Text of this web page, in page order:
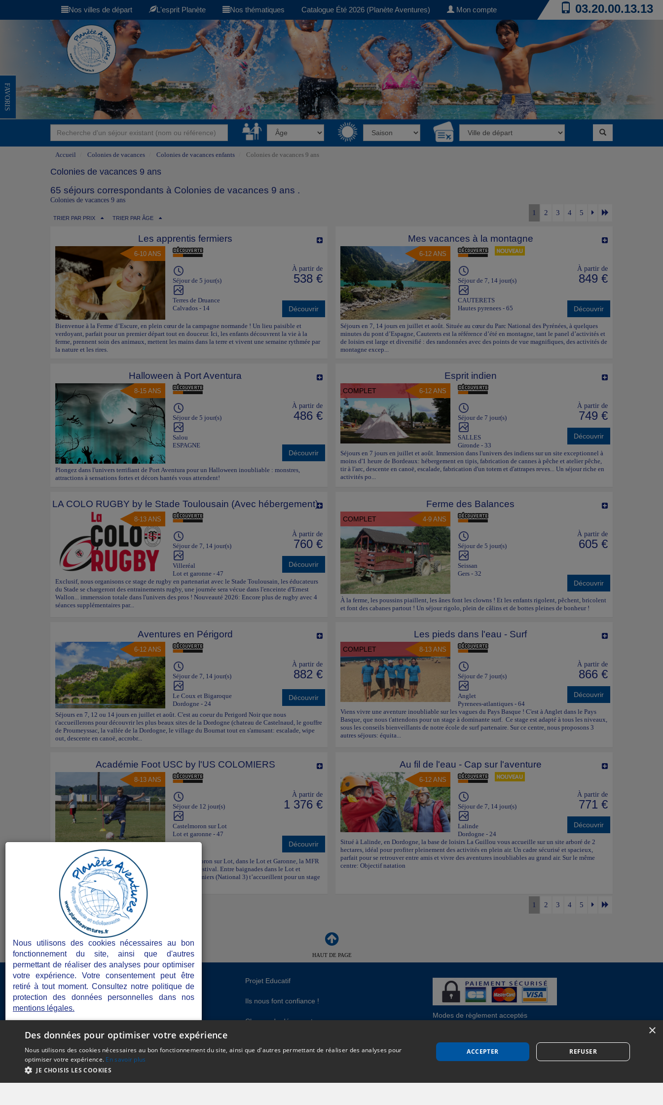
Nos villes de départ L'esprit Planète Nos thématiques Catalogue Été 2026 (Planète Aventures) Mon compte 03.20.00.13.13
FAVORIS
Accueil Colonies de vacances Colonies de vacances enfants Colonies de vacances 9 ans
Colonies de vacances 9 ans
65 séjours correspondants à Colonies de vacances 9 ans .
Colonies de vacances 9 ans
TRIER PAR PRIX TRIER PAR ÂGE
1 2 3 4 5
Les apprentis fermiers
6-10 ANS
Séjour de 5 jour(s)
Terres de Druance
Calvados - 14
À partir de
538 €
Découvrir
Bienvenue à la Ferme d’Escure, en plein cœur de la campagne normande ! Un lieu paisible et
verdoyant, parfait pour un premier départ tout en douceur. Ici, les enfants découvrent la vie à la
ferme, prennent soin des animaux, mettent les mains dans la terre et vivent une semaine rythmée par
la nature et les rires.
Mes vacances à la montagne
6-12 ANS
Séjour de 7, 14 jour(s)
CAUTERETS
Hautes pyrenees - 65
À partir de
849 €
Découvrir
Séjours en 7, 14 jours en juillet et août. Située au cœur du Parc National des Pyrénées, à quelques
minutes du pont d’Espagne, Cauterets est la référence d’été en montagne, tant le panel d’activités et
de loisirs est large et diversifié : des randonnées avec des points de vue magnifiques, des activités de
montagne excep...
Halloween à Port Aventura
8-15 ANS
Séjour de 5 jour(s)
Salou
ESPAGNE
À partir de
486 €
Découvrir
Plongez dans l'univers terrifiant de Port Aventura pour un Halloween inoubliable : monstres,
attractions à sensations fortes et décors hantés vous attendent!
Esprit indien
COMPLET 6-12 ANS
Séjour de 7 jour(s)
SALLES
Gironde - 33
À partir de
749 €
Découvrir
Séjours en 7 jours en juillet et août. Immersion dans l'univers des indiens sur un site exceptionnel à
moins d'1 heure de Bordeaux: hébergement en tipis, fabrication de cannes à pêche et atelier pêche,
tir à l'arc, descente en canoë, escalade, fabrication d'un totem et d'attrapes reves... Un séjour riche en
activités po...
LA COLO RUGBY by le Stade Toulousain (Avec hébergement)
8-13 ANS
Séjour de 7, 14 jour(s)
Villeréal
Lot et garonne - 47
À partir de
760 €
Découvrir
Exclusif, nous organisons ce stage de rugby en partenariat avec le Stade Toulousain, les éducateurs
du Stade se chargeront des entrainements rugby, une journée sera vécue dans l'enceinte d'Ernest
Wallon... immerssion totale dans l'univers des pros ! Nouveauté 2026: Encore plus de rugby avec 4
séances supplémentaires par...
Ferme des Balances
COMPLET 4-9 ANS
Séjour de 5 jour(s)
Seissan
Gers - 32
À partir de
605 €
Découvrir
À la ferme, les poussins piaillent, les ânes font les clowns ! Et les enfants rigolent, pêchent, bricolent
et font des cabanes partout ! Un séjour rigolo, plein de câlins et de bottes pleines de bonheur !
Aventures en Périgord
6-12 ANS
Séjour de 7, 14 jour(s)
Le Coux et Bigaroque
Dordogne - 24
À partir de
882 €
Découvrir
Séjours en 7, 12 ou 14 jours en juillet et août. C'est au coeur du Perigord Noir que nous
t'accueillerons pour découvrir les plus beaux sites de la Dordogne (chateau de Castelnaud, le gouffre
de Proumeyssac, la vallée de la Dordogne, le village du Bournat tout en s'amusant: escalade, wipe
out, descente en canoë, accrobr...
Les pieds dans l'eau - Surf
COMPLET 8-13 ANS
Séjour de 7 jour(s)
Anglet
Pyrenees-atlantiques - 64
À partir de
866 €
Découvrir
Viens vivre une aventure inoubliable sur les vagues du Pays Basque ! C'est à Anglet dans le Pays
Basque, que nous t'attendons pour un stage à dominante surf. Ce stage est adapté à tous les niveaux,
sous les conseils bienveillants de notre école de surf partenaire. Sur ce centre, nous proposons 3
autres séjours: équita...
Académie Foot USC by l'US COLOMIERS
8-13 ANS
Séjour de 12 jour(s)
Castelmoron sur Lot
Lot et garonne - 47
À partir de
1 376 €
Découvrir
Séjours en 12 jours en juillet et août. Située à Castelmoron sur Lot, dans le Lot et Garonne, la MFR
Vallée du Lot nous accueille dans un cadre familial et estival. Entre baignades dans le Lot et
entrainements de football, les éducateurs de l’US Colomiers (National 3) t’accueillent pour un stage
100% foot !
Au fil de l'eau - Cap sur l'aventure
6-12 ANS
Séjour de 7, 14 jour(s)
Lalinde
Dordogne - 24
À partir de
771 €
Découvrir
Situé à Lalinde, en Dordogne, la base de loisirs La Guillou vous accueille sur un site arboré de 2
hectares, idéal pour profiter pleinement des activités en plein air. Un cadre sécurisé et spacieux,
parfait pour se retrouver entre amis et vivre des aventures inoubliables au grand air. Sur le même
centre: Objectif natation
1 2 3 4 5
HAUT DE PAGE
Accès Directeurs de séjours
Les atouts de Planète Aventures
Les documents obligatoires
Blogs de séjours
Projet Educatif
Ils nous font confiance !
Classes de découverte
Modes de règlement acceptés
Chèque, Virement, Espèces, Mandats cash, Bons
Prélèvement
Nous utilisons des cookies nécessaires au bon
fonctionnement du site, ainsi que d'autres
permettant de réaliser des analyses pour optimiser
votre expérience. Votre consentement peut être
retiré à tout moment. Consultez notre politique de
protection des données personnelles dans nos
mentions légales.
Gerer mes cookies
×
Des données pour optimiser votre expérience
Nous utilisons des cookies nécessaires au bon fonctionnement du site, ainsi que d'autres permettant de réaliser des analyses pour
optimiser votre expérience. En savoir plus
JE CHOISIS LES COOKIES
ACCEPTER REFUSER